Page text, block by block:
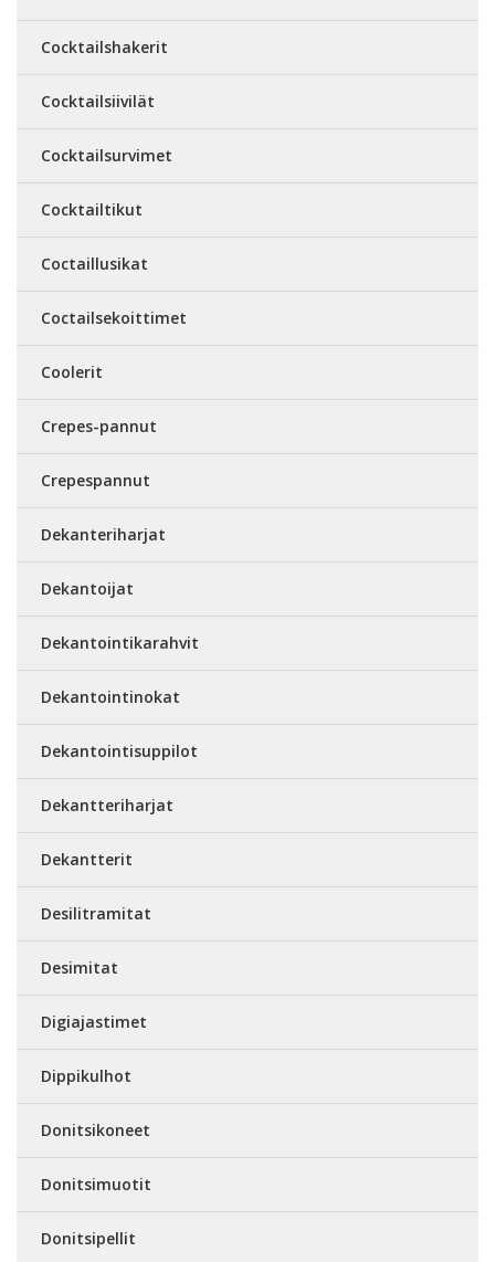
Cocktailshakerit
Cocktailsiivilät
Cocktailsurvimet
Cocktailtikut
Coctaillusikat
Coctailsekoittimet
Coolerit
Crepes-pannut
Crepespannut
Dekanteriharjat
Dekantoijat
Dekantointikarahvit
Dekantointinokat
Dekantointisuppilot
Dekantteriharjat
Dekantterit
Desilitramitat
Desimitat
Digiajastimet
Dippikulhot
Donitsikoneet
Donitsimuotit
Donitsipellit